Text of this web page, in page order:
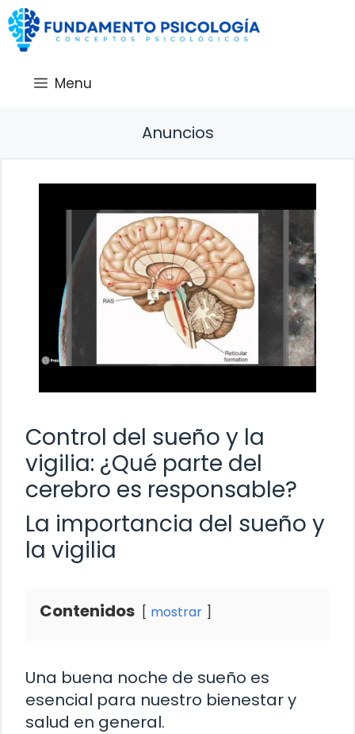
Saltar
al
contenido
Menu
Anuncios
Control del sueño y la
vigilia: ¿Qué parte del
cerebro es responsable?
La importancia del sueño y
la vigilia
Contenidos mostrar
Una buena noche de sueño es
esencial para nuestro bienestar y
salud en general.